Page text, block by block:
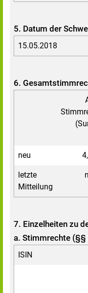
5. Datum der
15.05.2018
6.
neu
letzte
Mitteilung
7. Einzelheiten zu
a. Stimmrechte (§§
ISIN